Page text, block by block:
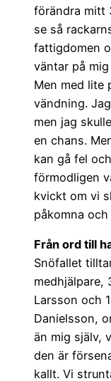
förändra mitt
se så
fattigdomen
väntar på
Men med lite
vändning.
men jag
en chans.
kan gå fel
förmodligen
kvickt om vi
påkomna
Från ord till
Snöfallet
medhjälpare,
Larsson och
Danielsson,
än mig själv,
den är
kallt. Vi